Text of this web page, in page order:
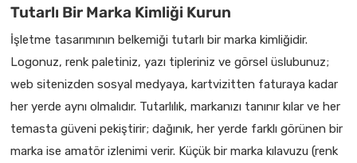
Tutarlı Bir Marka Kimliği Kurun
İşletme tasarımının belkemiği tutarlı bir marka kimliğidir.
Logonuz, renk paletiniz, yazı tipleriniz ve görsel üslubunuz;
web sitenizden sosyal medyaya, kartvizitten faturaya kadar
her yerde aynı olmalıdır. Tutarlılık, markanızı tanınır kılar ve her
temasta güveni pekiştirir; dağınık, her yerde farklı görünen bir
marka ise amatör izlenimi verir. Küçük bir marka kılavuzu (renk